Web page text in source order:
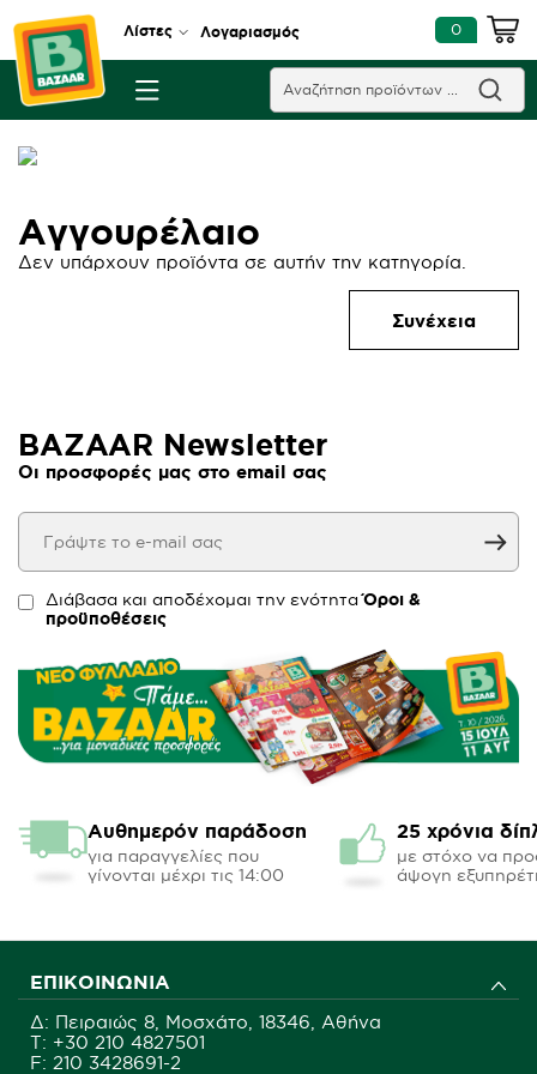
Λίστες Λογαριασμός 0
Αγγουρέλαιο
Δεν υπάρχουν προϊόντα σε αυτήν την κατηγορία.
Συνέχεια
BAZAAR Newsletter
Οι προσφορές μας στο email σας
Διάβασα και αποδέχομαι την ενότηταΌροι &
προϋποθέσεις
Αυθημερόν παράδοση
για παραγγελίες που
γίνονται μέχρι τις 14:00
25 χρόνια
με στόχο να
άψογη
ΕΠΙΚΟΙΝΩΝΊΑ
Δ: Πειραιώς 8, Μοσχάτο, 18346, Αθήνα
Τ: +30 210 4827501
F: 210 3428691-2